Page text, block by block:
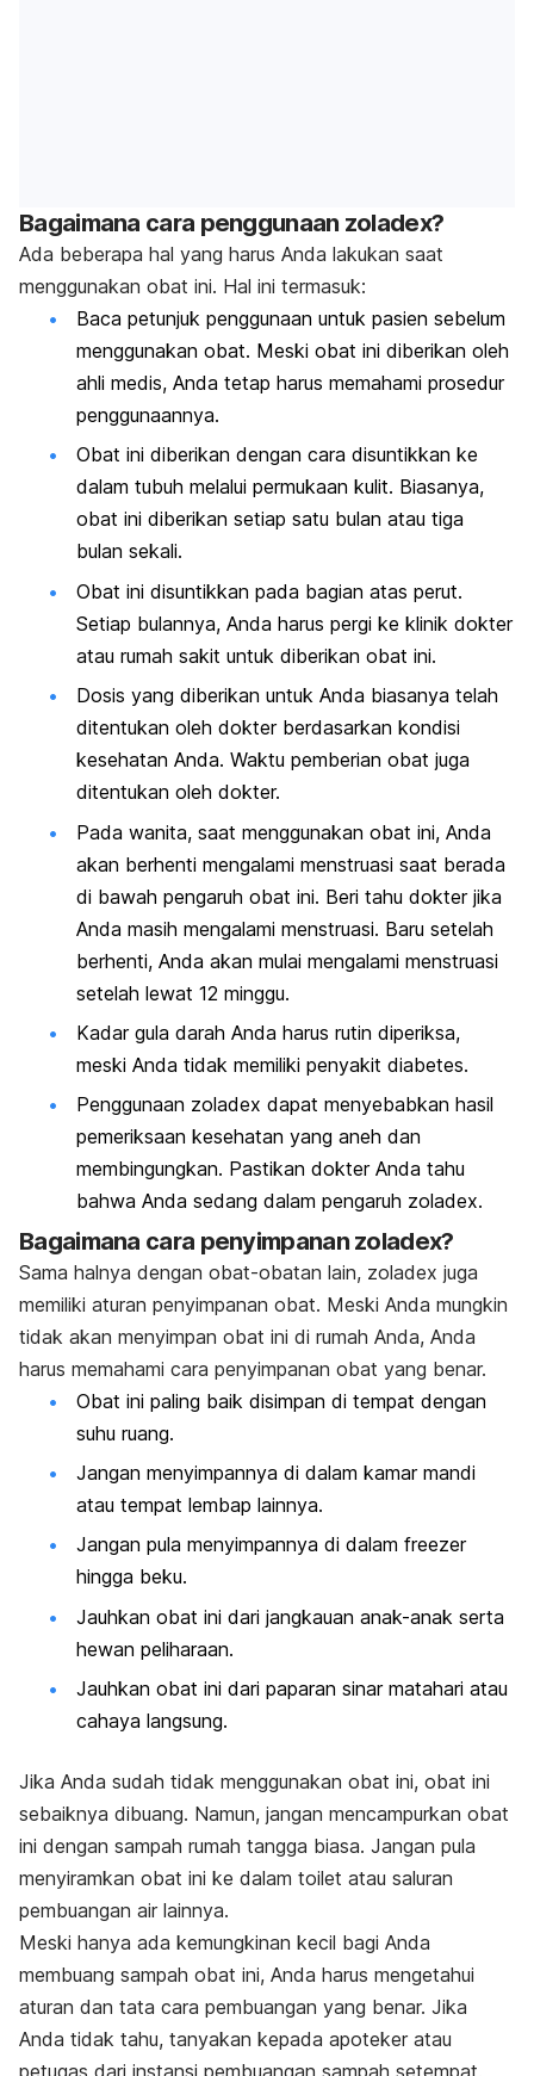
Bagaimana cara penggunaan zoladex?
Ada beberapa hal yang harus Anda lakukan saat
menggunakan obat ini. Hal ini termasuk:
Baca petunjuk penggunaan untuk pasien sebelum
menggunakan obat. Meski obat ini diberikan oleh
ahli medis, Anda tetap harus memahami prosedur
penggunaannya.
Obat ini diberikan dengan cara disuntikkan ke
dalam tubuh melalui permukaan kulit. Biasanya,
obat ini diberikan setiap satu bulan atau tiga
bulan sekali.
Obat ini disuntikkan pada bagian atas perut.
Setiap bulannya, Anda harus pergi ke klinik dokter
atau rumah sakit untuk diberikan obat ini.
Dosis yang diberikan untuk Anda biasanya telah
ditentukan oleh dokter berdasarkan kondisi
kesehatan Anda. Waktu pemberian obat juga
ditentukan oleh dokter.
Pada wanita, saat menggunakan obat ini, Anda
akan berhenti mengalami menstruasi saat berada
di bawah pengaruh obat ini. Beri tahu dokter jika
Anda masih mengalami menstruasi. Baru setelah
berhenti, Anda akan mulai mengalami menstruasi
setelah lewat 12 minggu.
Kadar gula darah Anda harus rutin diperiksa,
meski Anda tidak memiliki penyakit diabetes.
Penggunaan zoladex dapat menyebabkan hasil
pemeriksaan kesehatan yang aneh dan
membingungkan. Pastikan dokter Anda tahu
bahwa Anda sedang dalam pengaruh zoladex.
Bagaimana cara penyimpanan zoladex?
Sama halnya dengan obat-obatan lain, zoladex juga
memiliki aturan penyimpanan obat. Meski Anda mungkin
tidak akan menyimpan obat ini di rumah Anda, Anda
harus memahami cara penyimpanan obat yang benar.
Obat ini paling baik disimpan di tempat dengan
suhu ruang.
Jangan menyimpannya di dalam kamar mandi
atau tempat lembap lainnya.
Jangan pula menyimpannya di dalam freezer
hingga beku.
Jauhkan obat ini dari jangkauan anak-anak serta
hewan peliharaan.
Jauhkan obat ini dari paparan sinar matahari atau
cahaya langsung.
Jika Anda sudah tidak menggunakan obat ini, obat ini
sebaiknya dibuang. Namun, jangan mencampurkan obat
ini dengan sampah rumah tangga biasa. Jangan pula
menyiramkan obat ini ke dalam toilet atau saluran
pembuangan air lainnya.
Meski hanya ada kemungkinan kecil bagi Anda
membuang sampah obat ini, Anda harus mengetahui
aturan dan tata cara pembuangan yang benar. Jika
Anda tidak tahu, tanyakan kepada apoteker atau